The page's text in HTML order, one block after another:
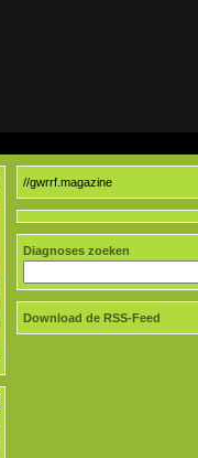
//gwrrf.magazine
Diagnoses zoeken
Download de RSS-Feed